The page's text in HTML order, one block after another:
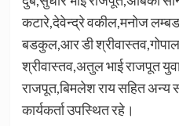
कटारे,देवेन्द्रे वकील,मनोज
बडकुल,आर डी
श्रीवास्तव,अतुल भाई राजपूत
राजपूत,बिमलेश राय सहित अन्य
कार्यकर्ता उपस्थित रहे।